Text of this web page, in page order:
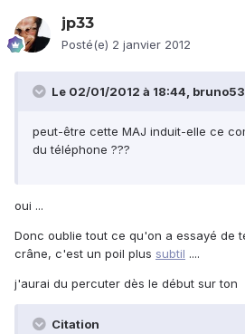
jp33
Posté(e) 2 janvier 2012
Le 02/01/2012 à 18:44,
peut-être cette MAJ induit-elle ce
du téléphone ???
oui ...
Donc oublie tout ce qu'on a essayé de
crâne, c'est un poil plus subtil ....
j'aurai du percuter dès le début sur ton
Citation